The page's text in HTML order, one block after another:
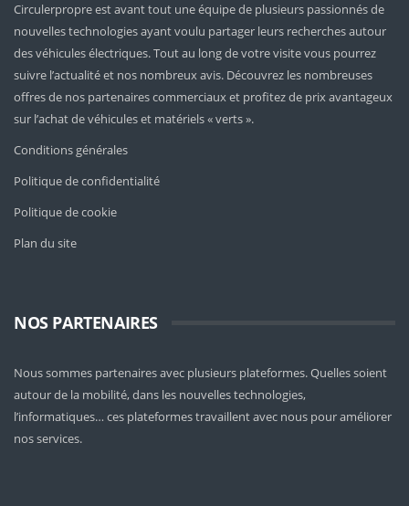
Circulerpropre est avant tout une équipe de plusieurs passionnés de
nouvelles technologies ayant voulu partager leurs recherches autour
des véhicules électriques. Tout au long de votre visite vous pourrez
suivre l’actualité et nos nombreux avis. Découvrez les nombreuses
offres de nos partenaires commerciaux et profitez de prix avantageux
sur l’achat de véhicules et matériels « verts ».
Conditions générales
Politique de confidentialité
Politique de cookie
Plan du site
NOS PARTENAIRES
Nous sommes partenaires avec plusieurs plateformes. Quelles soient
autour de la mobilité, dans les nouvelles technologies,
l’informatiques… ces plateformes travaillent avec nous pour améliorer
nos services.